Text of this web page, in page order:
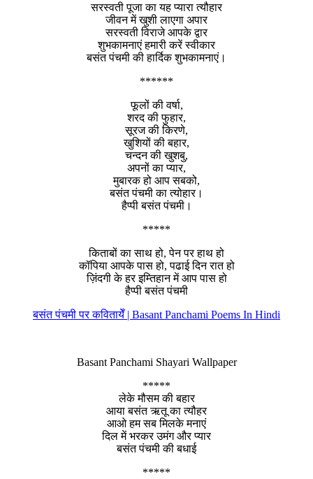
सरस्वती पूजा का यह प्यारा त्यौहार
जीवन में खुशी लाएगा अपार
सरस्वती विराजे आपके द्वार
शुभकामनाएं हमारी करें स्वीकार
बसंत पंचमी की हार्दिक शुभकामनाएं।
******
फूलों की वर्षा,
शरद की फुहार,
सूरज की किरणे,
खुशियों की बहार,
चन्दन की खुशबु,
अपनों का प्यार,
मुबारक हो आप सबको,
बसंत पंचमी का त्योहार।
हैप्पी बसंत पंचमी।
*****
किताबों का साथ हो, पेन पर हाथ हो
कॉपिया आपके पास हो, पढाई दिन रात हो
ज़िंदगी के हर इम्तिहान में आप पास हो
हैप्पी बसंत पंचमी
बसंत पंचमी पर कवितायेँ | Basant Panchami Poems In Hindi
Basant Panchami Shayari Wallpaper
*****
लेके मौसम की बहार
आया बसंत ऋतू का त्यौहर
आओ हम सब मिलके मनाएं
दिल में भरकर उमंग और प्यार
बसंत पंचमी की बधाई
*****